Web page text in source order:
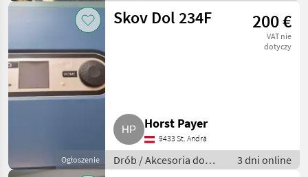
hodowli drobiu
Ogłoszenie
Skov Dol 234F 200 €
VAT nie
dotyczy
Horst Payer
9433 St. Andrä
Drób / Akcesoria do
hodowli drobiu
3 dni online